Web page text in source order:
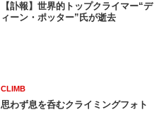
【訃報】世界的トップクライマー“デ
ィーン・ポッター”氏が逝去
CLIMB
思わず息を呑むクライミングフォト